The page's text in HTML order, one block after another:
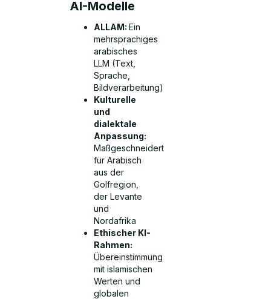
AI-Modelle
ALLAM:Ein
mehrsprachiges
arabisches
LLM (Text,
Sprache,
Bildverarbeitung)
Kulturelle
und
dialektale
Anpassung:
Maßgeschneidert
für Arabisch
aus der
Golfregion,
der Levante
und
Nordafrika
Ethischer KI-
Rahmen:
Übereinstimmung
mit islamischen
Werten und
globalen